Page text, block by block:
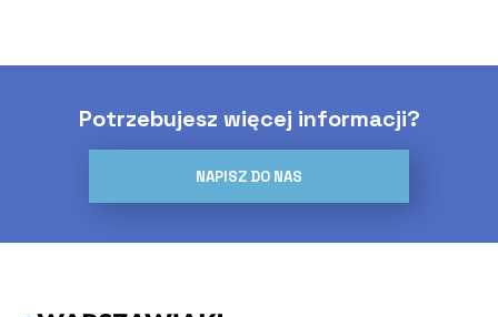
Potrzebujesz więcej informacji?
NAPISZ DO NAS